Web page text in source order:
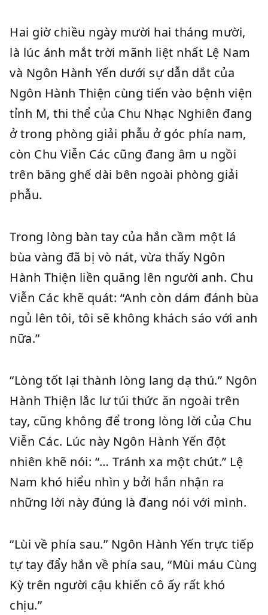
Hai giờ chiều ngày mười hai tháng mười,
là lúc ánh mắt trời mãnh liệt nhất Lệ Nam
và Ngôn Hành Yến dưới sự dẫn dắt của
Ngôn Hành Thiện cùng tiến vào bệnh viện
tỉnh M, thi thể của Chu Nhạc Nghiên đang
ở trong phòng giải phẫu ở góc phía nam,
còn Chu Viễn Các cũng đang âm u ngồi
trên băng ghế dài bên ngoài phòng giải
phẫu.
Trong lòng bàn tay của hắn cầm một lá
bùa vàng đã bị vò nát, vừa thấy Ngôn
Hành Thiện liền quăng lên người anh. Chu
Viễn Các khẽ quát: “Anh còn dám đánh bùa
ngủ lên tôi, tôi sẽ không khách sáo với anh
nữa.”
“Lòng tốt lại thành lòng lang dạ thú.” Ngôn
Hành Thiện lắc lư túi thức ăn ngoài trên
tay, cũng không để trong lòng lời của Chu
Viễn Các. Lúc này Ngôn Hành Yến đột
nhiên khẽ nói: “… Tránh xa một chút.” Lệ
Nam khó hiểu nhìn y bởi hắn nhận ra
những lời này đúng là đang nói với mình.
“Lùi về phía sau.” Ngôn Hành Yến trực tiếp
tự tay đẩy hắn về phía sau, “Mùi máu Cùng
Kỳ trên người cậu khiến cô ấy rất khó
chịu.”